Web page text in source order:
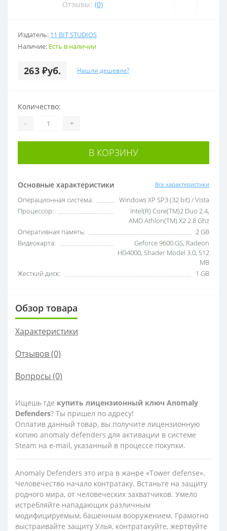
Отзывы: (0)
Издатель: 11 BIT STUDIOS
Наличие: Есть в наличии
263 ₽уб. Нашли дешевле?
Основные характеристики Все характеристики
Операционная система:
Windows XP SP3 (32 bit) / Vista
Процессор:
Intel(R) Core(TM)2 Duo 2.4,
AMD Athlon(TM) X2 2.8 Ghz
Оперативная память:
2 GB
Видеокарта:
Geforce 9600 GS, Radeon
HD4000, Shader Model 3.0, 512
MB
Жесткий диск:
1 GB
Количество:
- +
В КОРЗИНУ
Обзор товара
Характеристики
Отзывов (0)
Вопросы (0)
Ищешь где купить лицензионный ключ Anomaly
Defenders? Ты пришел по адресу!
Оплатив данный товар, вы получите лицензионную
копию anomaly defenders для активации в системе
Steam на e-mail, указанный в процессе покупки.
Anomaly Defenders это игра в жанре «Tower defense».
Человечество начало контратаку. Встаньте на защиту
родного мира, от человеческих захватчиков. Умело
истребляйте нападающих различным
модифицируемым, башенным вооружением. Грамотно
выстраивайте защиту Улья, контратакуйте, жертвуйте